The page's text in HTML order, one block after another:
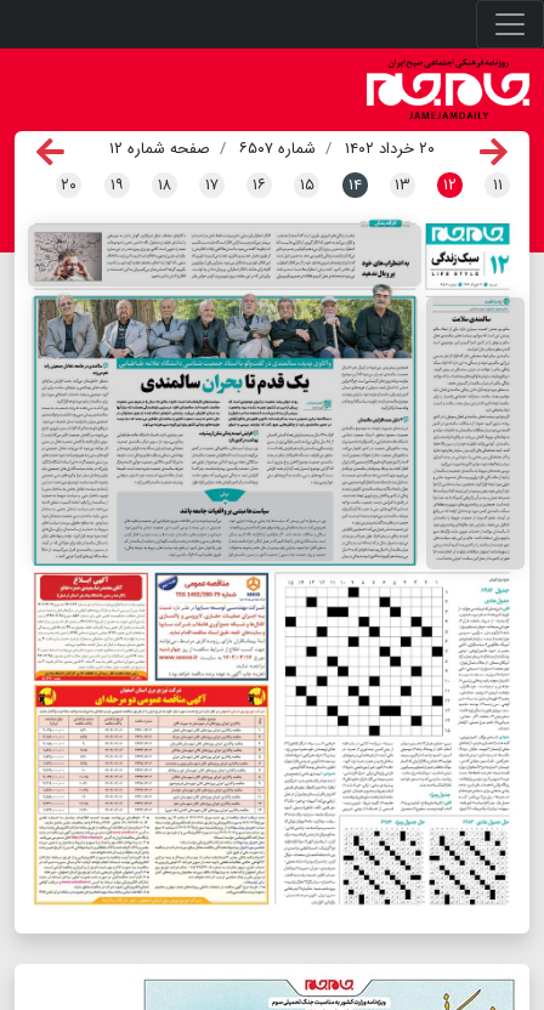
۲۰ خرداد ۱۴۰۲ شماره ۶۵۰۷
صفحه شماره ۱۲
۱۱ ۱۲ ۱۳ ۱۴ ۱۵ ۱۶ ۱۷ ۱۸ ۱۹ ۲۰